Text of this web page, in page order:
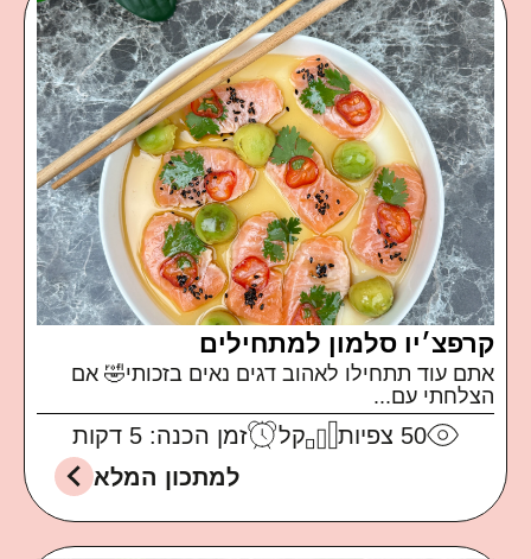
קרפצ׳יו סלמון למתחילים
אתם עוד תתחילו לאהוב דגים נאים בזכותי🤣 אם
הצלחתי עם...
50 צפיות קל
זמן הכנה: 5 דקות
למתכון המלא